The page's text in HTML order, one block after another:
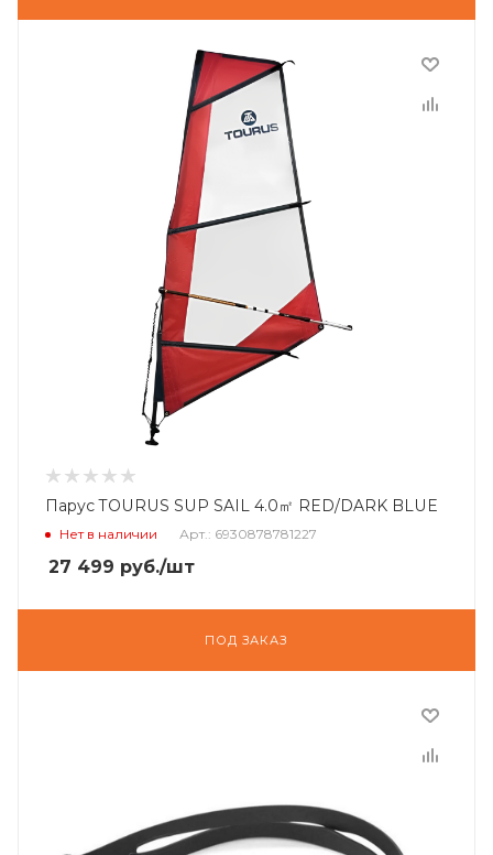
Парус TOURUS SUP SAIL 4.0㎡ RED/DARK BLUE
Нет в наличии Арт.: 6930878781227
27 499 руб./шт
ПОД ЗАКАЗ